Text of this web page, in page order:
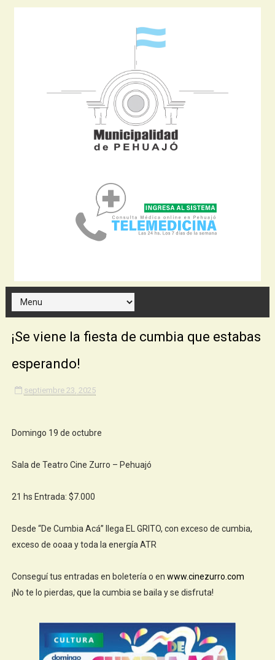
¡Se viene la fiesta de cumbia que estabas
esperando!
septiembre 23, 2025
Domingo 19 de octubre
Sala de Teatro Cine Zurro – Pehuajó
21 hs Entrada: $7.000
Desde “De Cumbia Acá” llega EL GRITO, con exceso de cumbia,
exceso de ooaa y toda la energía ATR
Conseguí tus entradas en boletería o en www.cinezurro.com
¡No te lo pierdas, que la cumbia se baila y se disfruta!